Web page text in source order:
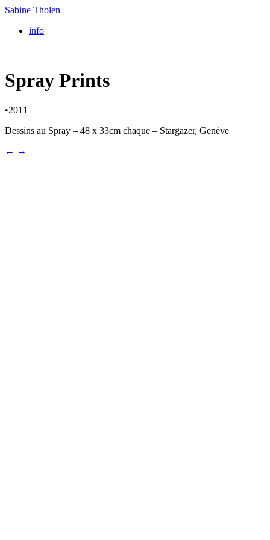
Sabine Tholen
info
Spray Prints
•2011
Dessins au Spray – 48 x 33cm chaque – Stargazer, Genève
← →